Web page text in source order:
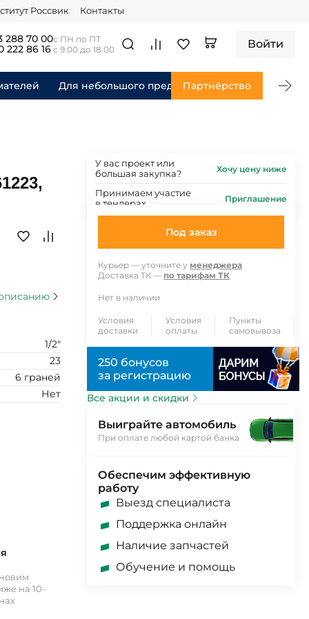
Россвик Контакты
288 70 00
222 86 16
с ПН по ПТ
с 9.00 до 18.00
Войти
Для небольшого предприятия Для
Партнёрство
1/2"
23
6 граней
Нет
на 10-
У вас проект или
большая закупка?
Хочу цену ниже
Принимаем участие
в тендерах
Приглашение
Под заказ
Курьер — уточните у менеджера
Доставка ТК — по тарифам ТК
Нет в наличии
Условия
доставки
Условия
оплаты
Пункты
самовывоза
250 бонусов
за регистрацию
Все акции и скидки
Выиграйте автомобиль
При оплате любой картой банка
Обеспечим эффективную
работу
Выезд специалиста
Поддержка онлайн
Наличие запчастей
Обучение и помощь